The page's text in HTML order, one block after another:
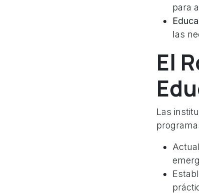
para
las
El
Las